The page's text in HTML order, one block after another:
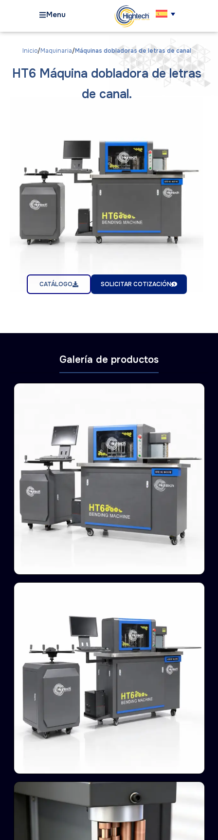
Menu
Inicio Maquinaria Máquinas dobladoras de letras de canal
HT6 Máquina dobladora de letras
de canal.
CATÁLOGO SOLICITAR COTIZACIÓN
Galería de productos